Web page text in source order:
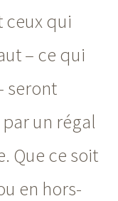
qui
– ce qui
seront
un régal
Que ce soit
en hors-